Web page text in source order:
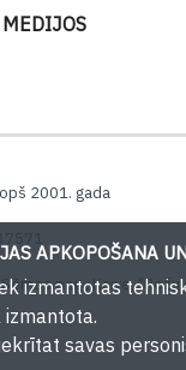
2001. gada
pag., Kaive,
APKOPOŠANA
izmantotas
savas